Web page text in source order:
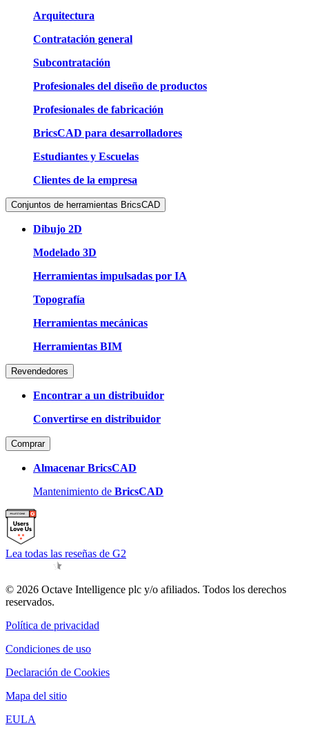
Arquitectura
Contratación general
Subcontratación
Profesionales del diseño de productos
Profesionales de fabricación
BricsCAD para desarrolladores
Estudiantes y Escuelas
Clientes de la empresa
Conjuntos de herramientas BricsCAD
Dibujo 2D
Modelado 3D
Herramientas impulsadas por IA
Topografía
Herramientas mecánicas
Herramientas BIM
Revendedores
Encontrar a un distribuidor
Convertirse en distribuidor
Comprar
Almacenar BricsCAD
Mantenimiento de BricsCAD
Lea todas las reseñas de G2
© 2026 Octave Intelligence plc y/o afiliados. Todos los derechos
reservados.
Política de privacidad
Condiciones de uso
Declaración de Cookies
Mapa del sitio
EULA